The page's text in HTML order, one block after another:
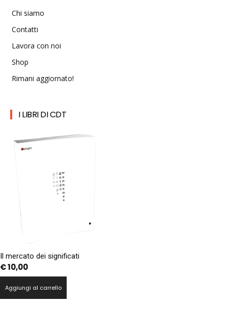
Chi siamo
Contatti
Lavora con noi
Shop
Rimani aggiornato!
I LIBRI DI CDT
Il mercato dei significati
€10,00
Aggiungi al carrello